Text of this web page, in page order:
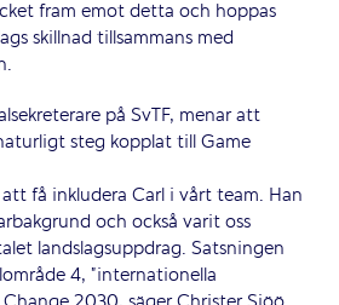
fram emot detta och hoppas
skillnad tillsammans med
på SvTF, menar att
steg kopplat till Game
få inkludera Carl i vårt team. Han
och också varit oss
landslagsuppdrag. Satsningen
4, ”internationella